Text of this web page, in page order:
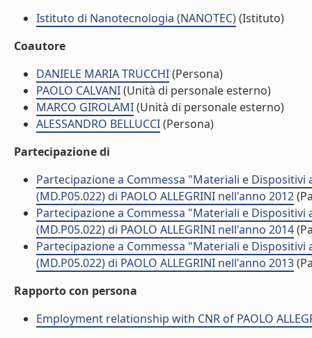
Istituto di Nanotecnologia (NANOTEC)(Istituto)
Coautore
DANIELE MARIA TRUCCHI(Persona)
PAOLO CALVANI(Unità di personale esterno)
MARCO GIROLAMI(Unità di personale esterno)
ALESSANDRO BELLUCCI(Persona)
Partecipazione di
Partecipazione a Commessa "Materiali e
(MD.P05.022) di PAOLO ALLEGRINI nell'anno 2012
Partecipazione a Commessa "Materiali e
(MD.P05.022) di PAOLO ALLEGRINI nell'anno 2014
Partecipazione a Commessa "Materiali e
(MD.P05.022) di PAOLO ALLEGRINI nell'anno 2013
Rapporto con persona
Employment relationship with CNR of PAOLO